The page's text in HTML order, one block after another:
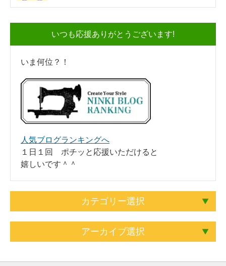
いつも応援ありがとうございます!
いま何位？！
人気ブログランキングへ
１日１回 ポチッと応援いただけると
嬉しいです＾＾
カテゴリー選択
アーカイブ選択